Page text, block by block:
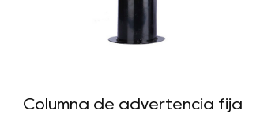
Columna de advertencia fija